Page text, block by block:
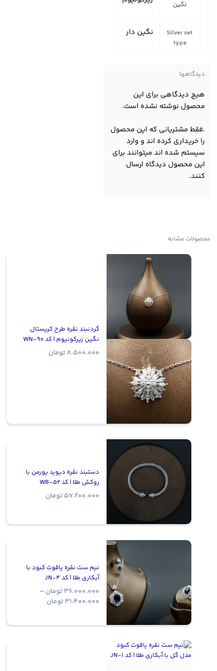
نگین
Silver set
type
نگین دار
دیدگاهها
هیچ دیدگاهی برای این
محصول نوشته نشده است.
.فقط مشتریانی که این محصول
را خریداری کرده اند و وارد
سیستم شده اند میتوانند برای
این محصول دیدگاه ارسال
کنند.
محصولات مشابه
گردنبند نقره طرح کریستال
نگین زیرکونیوم | کد WN-90
8.500.000 تومان
دستبند نقره دیوید یورمن با
روکش طلا | کد WB-52
57.200.000 تومان
نیم ست نقره یاقوت کبود با
آبکاری طلا | کد JN-4
36.000.000 تومان –
31.400.000 تومان
through